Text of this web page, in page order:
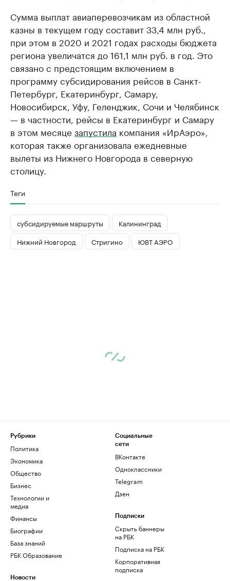
Сумма выплат авиаперевозчикам из областной
казны в текущем году составит 33,4 млн руб.,
при этом в 2020 и 2021 годах расходы бюджета
региона увеличатся до 161,1 млн руб. в год. Это
связано с предстоящим включением в
программу субсидирования рейсов в Санкт-
Петербург, Екатеринбург, Самару,
Новосибирск, Уфу, Геленджик, Сочи и Челябинск
— в частности, рейсы в Екатеринбург и Самару
в этом месяце запустила компания «ИрАэро»,
которая также организовала ежедневные
вылеты из Нижнего Новгорода в северную
столицу.
Теги
субсидируемые маршруты
Калининград
Нижний Новгород
Стригино ЮВТ АЭРО
Рубрики
Политика
Экономика
Общество
Бизнес
Технологии и
медиа
Финансы
Биографии
База знаний
РБК Образование
Новости
Социальные
сети
ВКонтакте
Одноклассники
Telegram
Дзен
Подписки
Скрыть баннеры
на РБК
Подписка на РБК
Корпоративная
подписка